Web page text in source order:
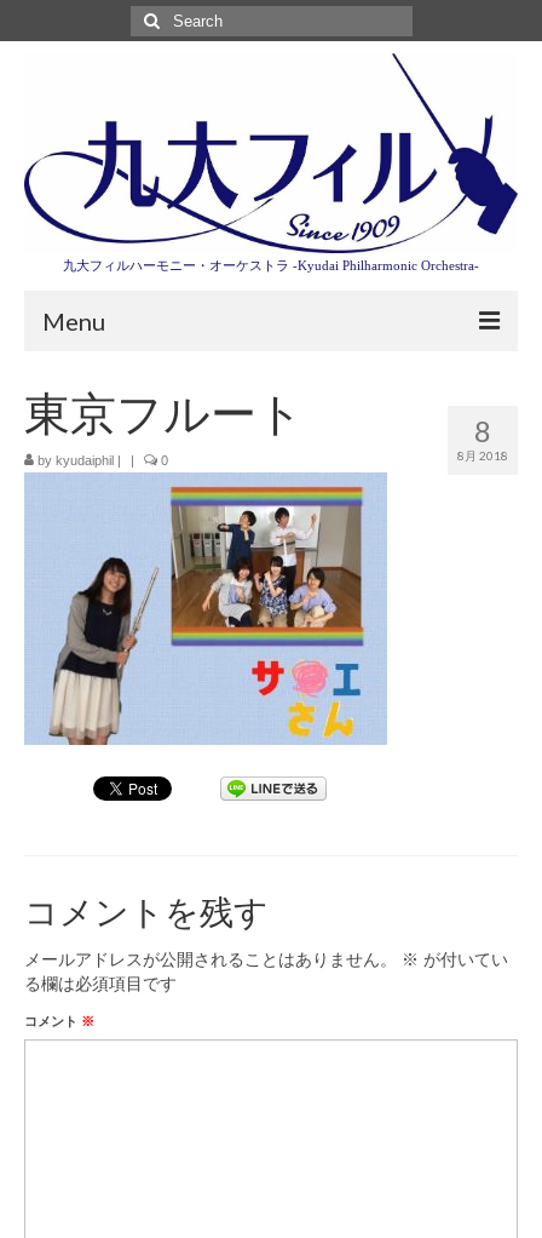
Search
for:
九大フィルハーモニー・オーケストラ -Kyudai Philharmonic Orchestra-
Menu
第3回東京特別演奏会特設ページ
演奏会情報
卒業記念演奏会2027
九大フィルとは
九大フィルの歴史
ご寄付のお願い
演奏会の歴史
出張演奏
九大フィル特集ページ
8
8月 2018
東京フルート
by kyudaiphil 0
コメントを残す
メールアドレスが公開されることはありません。 ※ が付いてい
る欄は必須項目です
コメント ※